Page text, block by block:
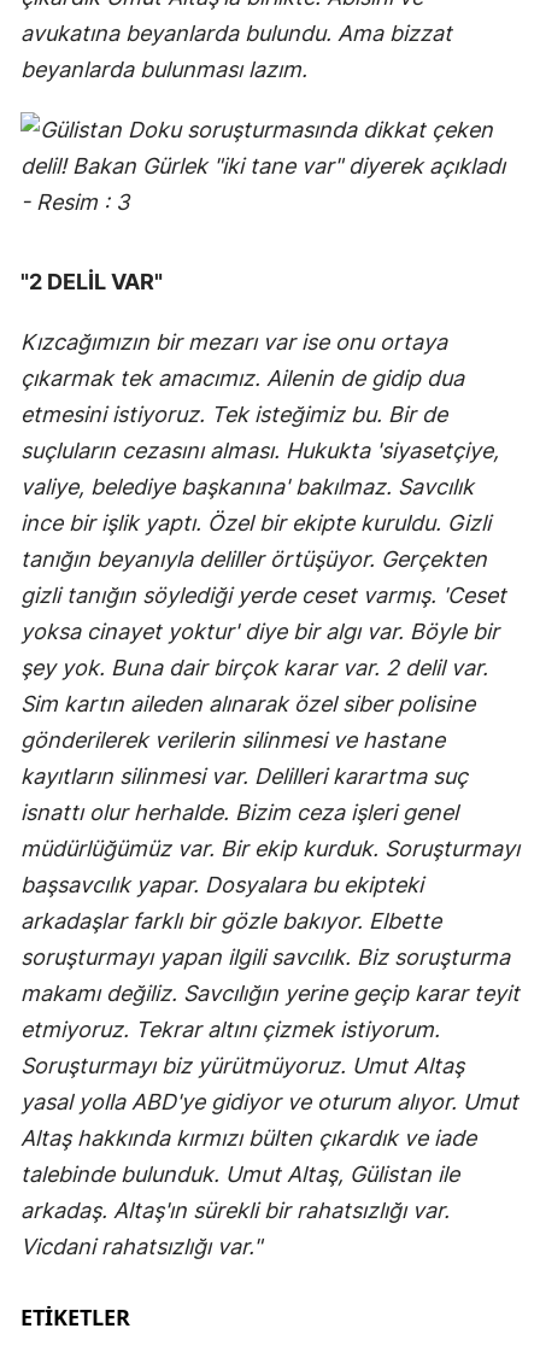
avukatına beyanlarda bulundu. Ama bizzat
beyanlarda bulunması lazım.
"2 DELİL VAR"
Kızcağımızın bir mezarı var ise onu ortaya
çıkarmak tek amacımız. Ailenin de gidip dua
etmesini istiyoruz. Tek isteğimiz bu. Bir de
suçluların cezasını alması. Hukukta 'siyasetçiye,
valiye, belediye başkanına' bakılmaz. Savcılık
ince bir işlik yaptı. Özel bir ekipte kuruldu. Gizli
tanığın beyanıyla deliller örtüşüyor. Gerçekten
gizli tanığın söylediği yerde ceset varmış. 'Ceset
yoksa cinayet yoktur' diye bir algı var. Böyle bir
şey yok. Buna dair birçok karar var. 2 delil var.
Sim kartın aileden alınarak özel siber polisine
gönderilerek verilerin silinmesi ve hastane
kayıtların silinmesi var. Delilleri karartma suç
isnattı olur herhalde. Bizim ceza işleri genel
müdürlüğümüz var. Bir ekip kurduk. Soruşturmayı
başsavcılık yapar. Dosyalara bu ekipteki
arkadaşlar farklı bir gözle bakıyor. Elbette
soruşturmayı yapan ilgili savcılık. Biz soruşturma
makamı değiliz. Savcılığın yerine geçip karar teyit
etmiyoruz. Tekrar altını çizmek istiyorum.
Soruşturmayı biz yürütmüyoruz. Umut Altaş
yasal yolla ABD'ye gidiyor ve oturum alıyor. Umut
Altaş hakkında kırmızı bülten çıkardık ve iade
talebinde bulunduk. Umut Altaş, Gülistan ile
arkadaş. Altaş'ın sürekli bir rahatsızlığı var.
Vicdani rahatsızlığı var."
ETİKETLER